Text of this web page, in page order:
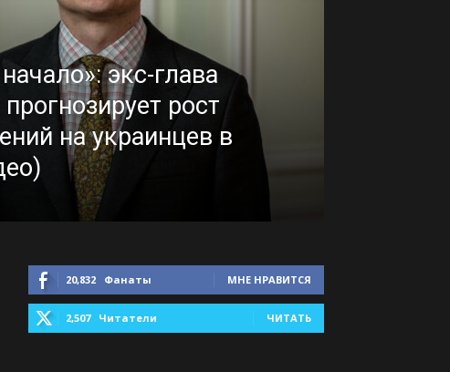
экс-глава
рост
на украинцев в
20,832 Фанаты МНЕ НРАВИТСЯ
2,507 Читатели ЧИТАТЬ